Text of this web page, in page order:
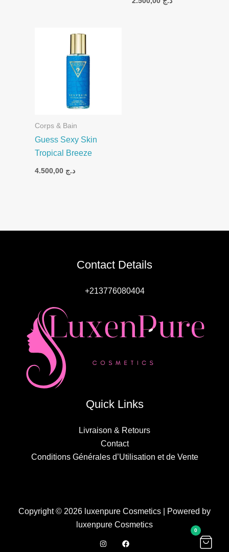
Corps & Bain
Guess Sexy Skin
Tropical Breeze
د.ج
Contact Details
+213776080404
Quick Links
Livraison & Retours
Contact
Conditions Générales d’Utilisation et de Vente
Copyright © 2026 luxenpure Cosmetics | Powered by
luxenpure Cosmetics
0